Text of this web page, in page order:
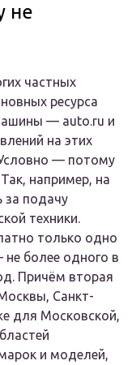
не
частных
ресурса
— auto.ru и
на этих
— потому
например, на
за подачу
техники.
только одно
более одного в
Причём вторая
Санкт-
для Московской,
и моделей,